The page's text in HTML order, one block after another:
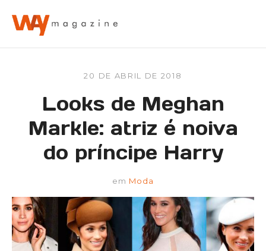
20 DE ABRIL DE 2018
Looks de Meghan
Markle: atriz é noiva
do príncipe Harry
em Moda